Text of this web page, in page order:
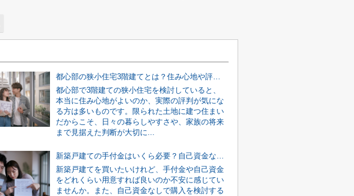
都心部の狭小住宅3階建てとは？住み心地や評判を購入前に確認
都心部で3階建ての狭小住宅を検討していると、
本当に住み心地がよいのか、実際の評判が気にな
る方は多いものです。限られた土地に建つ住まい
だからこそ、日々の暮らしやすさや、家族の将来
まで見据えた判断が大切に...
新築戸建ての手付金はいくら必要？自己資金なしでも購入を目指す資金計画の考え方
新築戸建てを買いたいけれど、手付金や自己資金
をどれくらい用意すれば良いのか不安に感じてい
ませんか。また、自己資金なしで購入を検討する